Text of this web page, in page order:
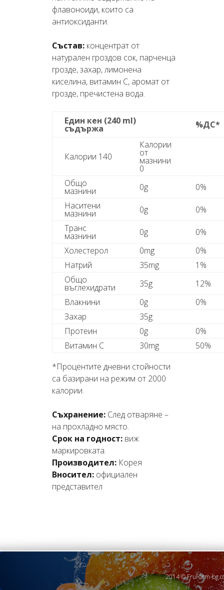
флавоноиди, които са
антиоксиданти.
Състав: концентрат от
натурален гроздов сок, парченца
грозде, захар, лимонена
киселина, витамин C, аромат от
грозде, пречистена вода.
Един кен (240 ml)
съдържа %ДС*
Калории 140
Калории
от
мазнини
0
Общо
мазнини 0g
0%
Наситени
мазнини 0g
0%
Транс
мазнини 0g
0%
Холестерол
0mg
0%
Натрий
35mg
1%
Общо
въглехидрати 35g
12%
Влакнини
0g
0%
Захар
35g
Протеин
0g
0%
Витамин C
30mg
50%
*Процентите дневни стойности
са базирани на режим от 2000
калории.
Съхранение: След отваряне –
на прохладно място.
Срок на годност: виж
маркировката.
Производител: Корея
Вносител: официален
представител
2014 © FruFarm-